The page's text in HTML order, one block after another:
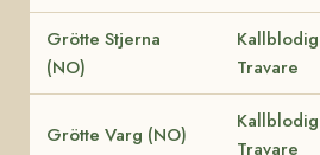
Grötte Stjerna
(NO)
Kallblodig
Travare
Grötte Varg (NO)
Kallblodig
Travare